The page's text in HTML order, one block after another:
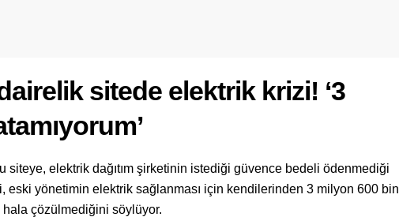
sitede elektrik krizi! ‘3
siteye, elektrik dağıtım şirketinin istediği güvence bedeli ödenmediği
eski yönetimin elektrik sağlanması için kendilerinden 3 milyon 600 bin
hala çözülmediğini söylüyor.